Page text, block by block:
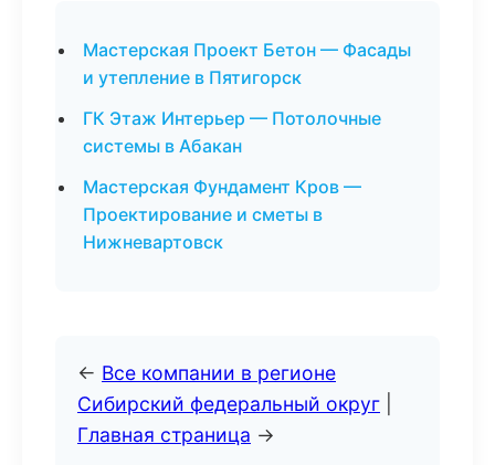
Мастерская Проект Бетон — Фасады
и утепление в Пятигорск
ГК Этаж Интерьер — Потолочные
системы в Абакан
Мастерская Фундамент Кров —
Проектирование и сметы в
Нижневартовск
← Все компании в регионе
Сибирский федеральный округ
Главная страница →